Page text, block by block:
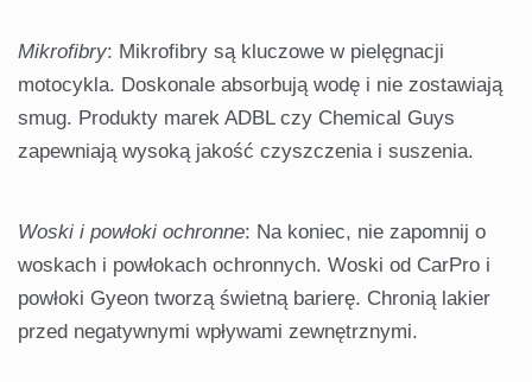
Mikrofibry: Mikrofibry są kluczowe w pielęgnacji
motocykla. Doskonale absorbują wodę i nie zostawiają
smug. Produkty marek ADBL czy Chemical Guys
zapewniają wysoką jakość czyszczenia i suszenia.
Woski i powłoki ochronne: Na koniec, nie zapomnij o
woskach i powłokach ochronnych. Woski od CarPro i
powłoki Gyeon tworzą świetną barierę. Chronią lakier
przed negatywnymi wpływami zewnętrznymi.